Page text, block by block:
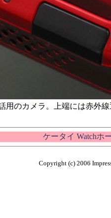
用のカメラ。上端には赤外
ケータイ Watchホ
Copyright (c) 2006